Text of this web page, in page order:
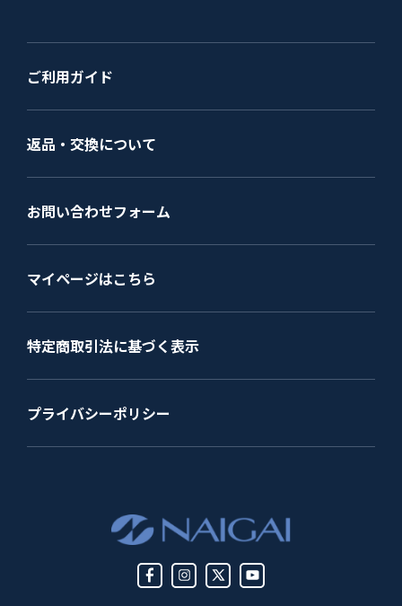
ご利用ガイド
返品・交換について
お問い合わせフォーム
マイページはこちら
特定商取引法に基づく表示
プライバシーポリシー